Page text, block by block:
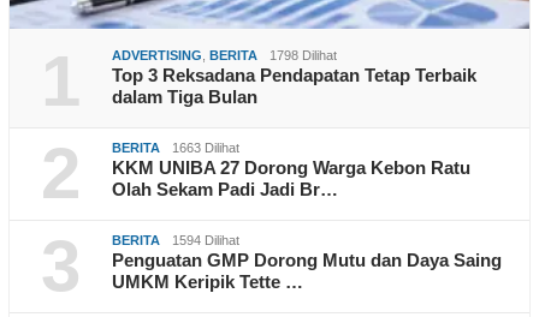
1 ADVERTISING BERITA 1798 Dilihat
Top 3 Reksadana Pendapatan Tetap Terbaik
dalam Tiga Bulan
2 BERITA 1663 Dilihat
KKM UNIBA 27 Dorong Warga Kebon Ratu
Olah Sekam Padi Jadi Br…
3 BERITA 1594 Dilihat
Penguatan GMP Dorong Mutu dan Daya Saing
UMKM Keripik Tette …